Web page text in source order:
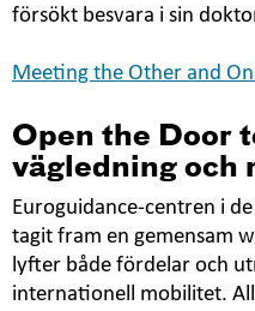
försökt besvara i sin
Meeting the Other and
Open the Door
vägledning
Euroguidance-centren i
tagit fram en gemensam
lyfter både fördelar och
internationell mobilitet.